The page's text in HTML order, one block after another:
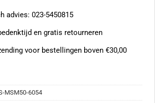
advies: 023-5450815
en gratis retourneren
voor bestellingen boven €30,00
MSM50-6054